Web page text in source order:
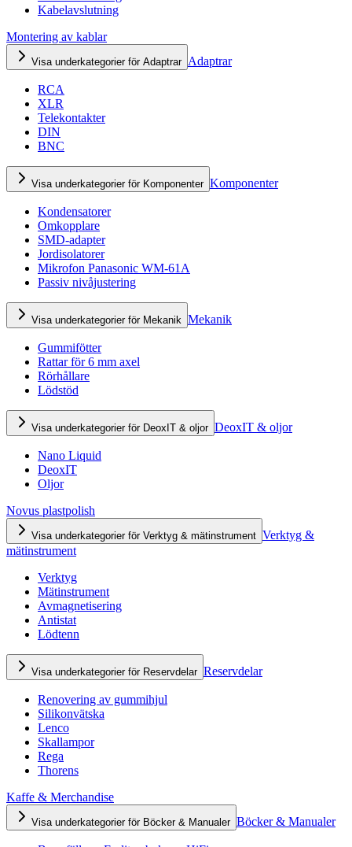
Kabelavslutning
Montering av kablar
Visa underkategorier för Adaptrar Adaptrar
RCA
XLR
Telekontakter
DIN
BNC
Visa underkategorier för Komponenter Komponenter
Kondensatorer
Omkopplare
SMD-adapter
Jordisolatorer
Mikrofon Panasonic WM-61A
Passiv nivåjustering
Visa underkategorier för Mekanik Mekanik
Gummifötter
Rattar för 6 mm axel
Rörhållare
Lödstöd
Visa underkategorier för DeoxIT & oljor DeoxIT & oljor
Nano Liquid
DeoxIT
Oljor
Novus plastpolish
Visa underkategorier för Verktyg & mätinstrument Verktyg &
mätinstrument
Verktyg
Mätinstrument
Avmagnetisering
Antistat
Lödtenn
Visa underkategorier för Reservdelar Reservdelar
Renovering av gummihjul
Silikonvätska
Lenco
Skallampor
Rega
Thorens
Kaffe & Merchandise
Visa underkategorier för Böcker & Manualer Böcker & Manualer